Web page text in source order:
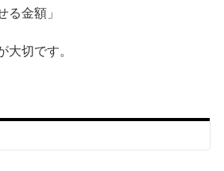
る金額」
大切です。